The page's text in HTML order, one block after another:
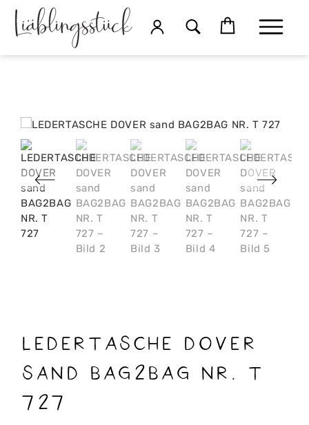
LEDERTASCHE DOVER
sand BAG2BAG NR. T
727